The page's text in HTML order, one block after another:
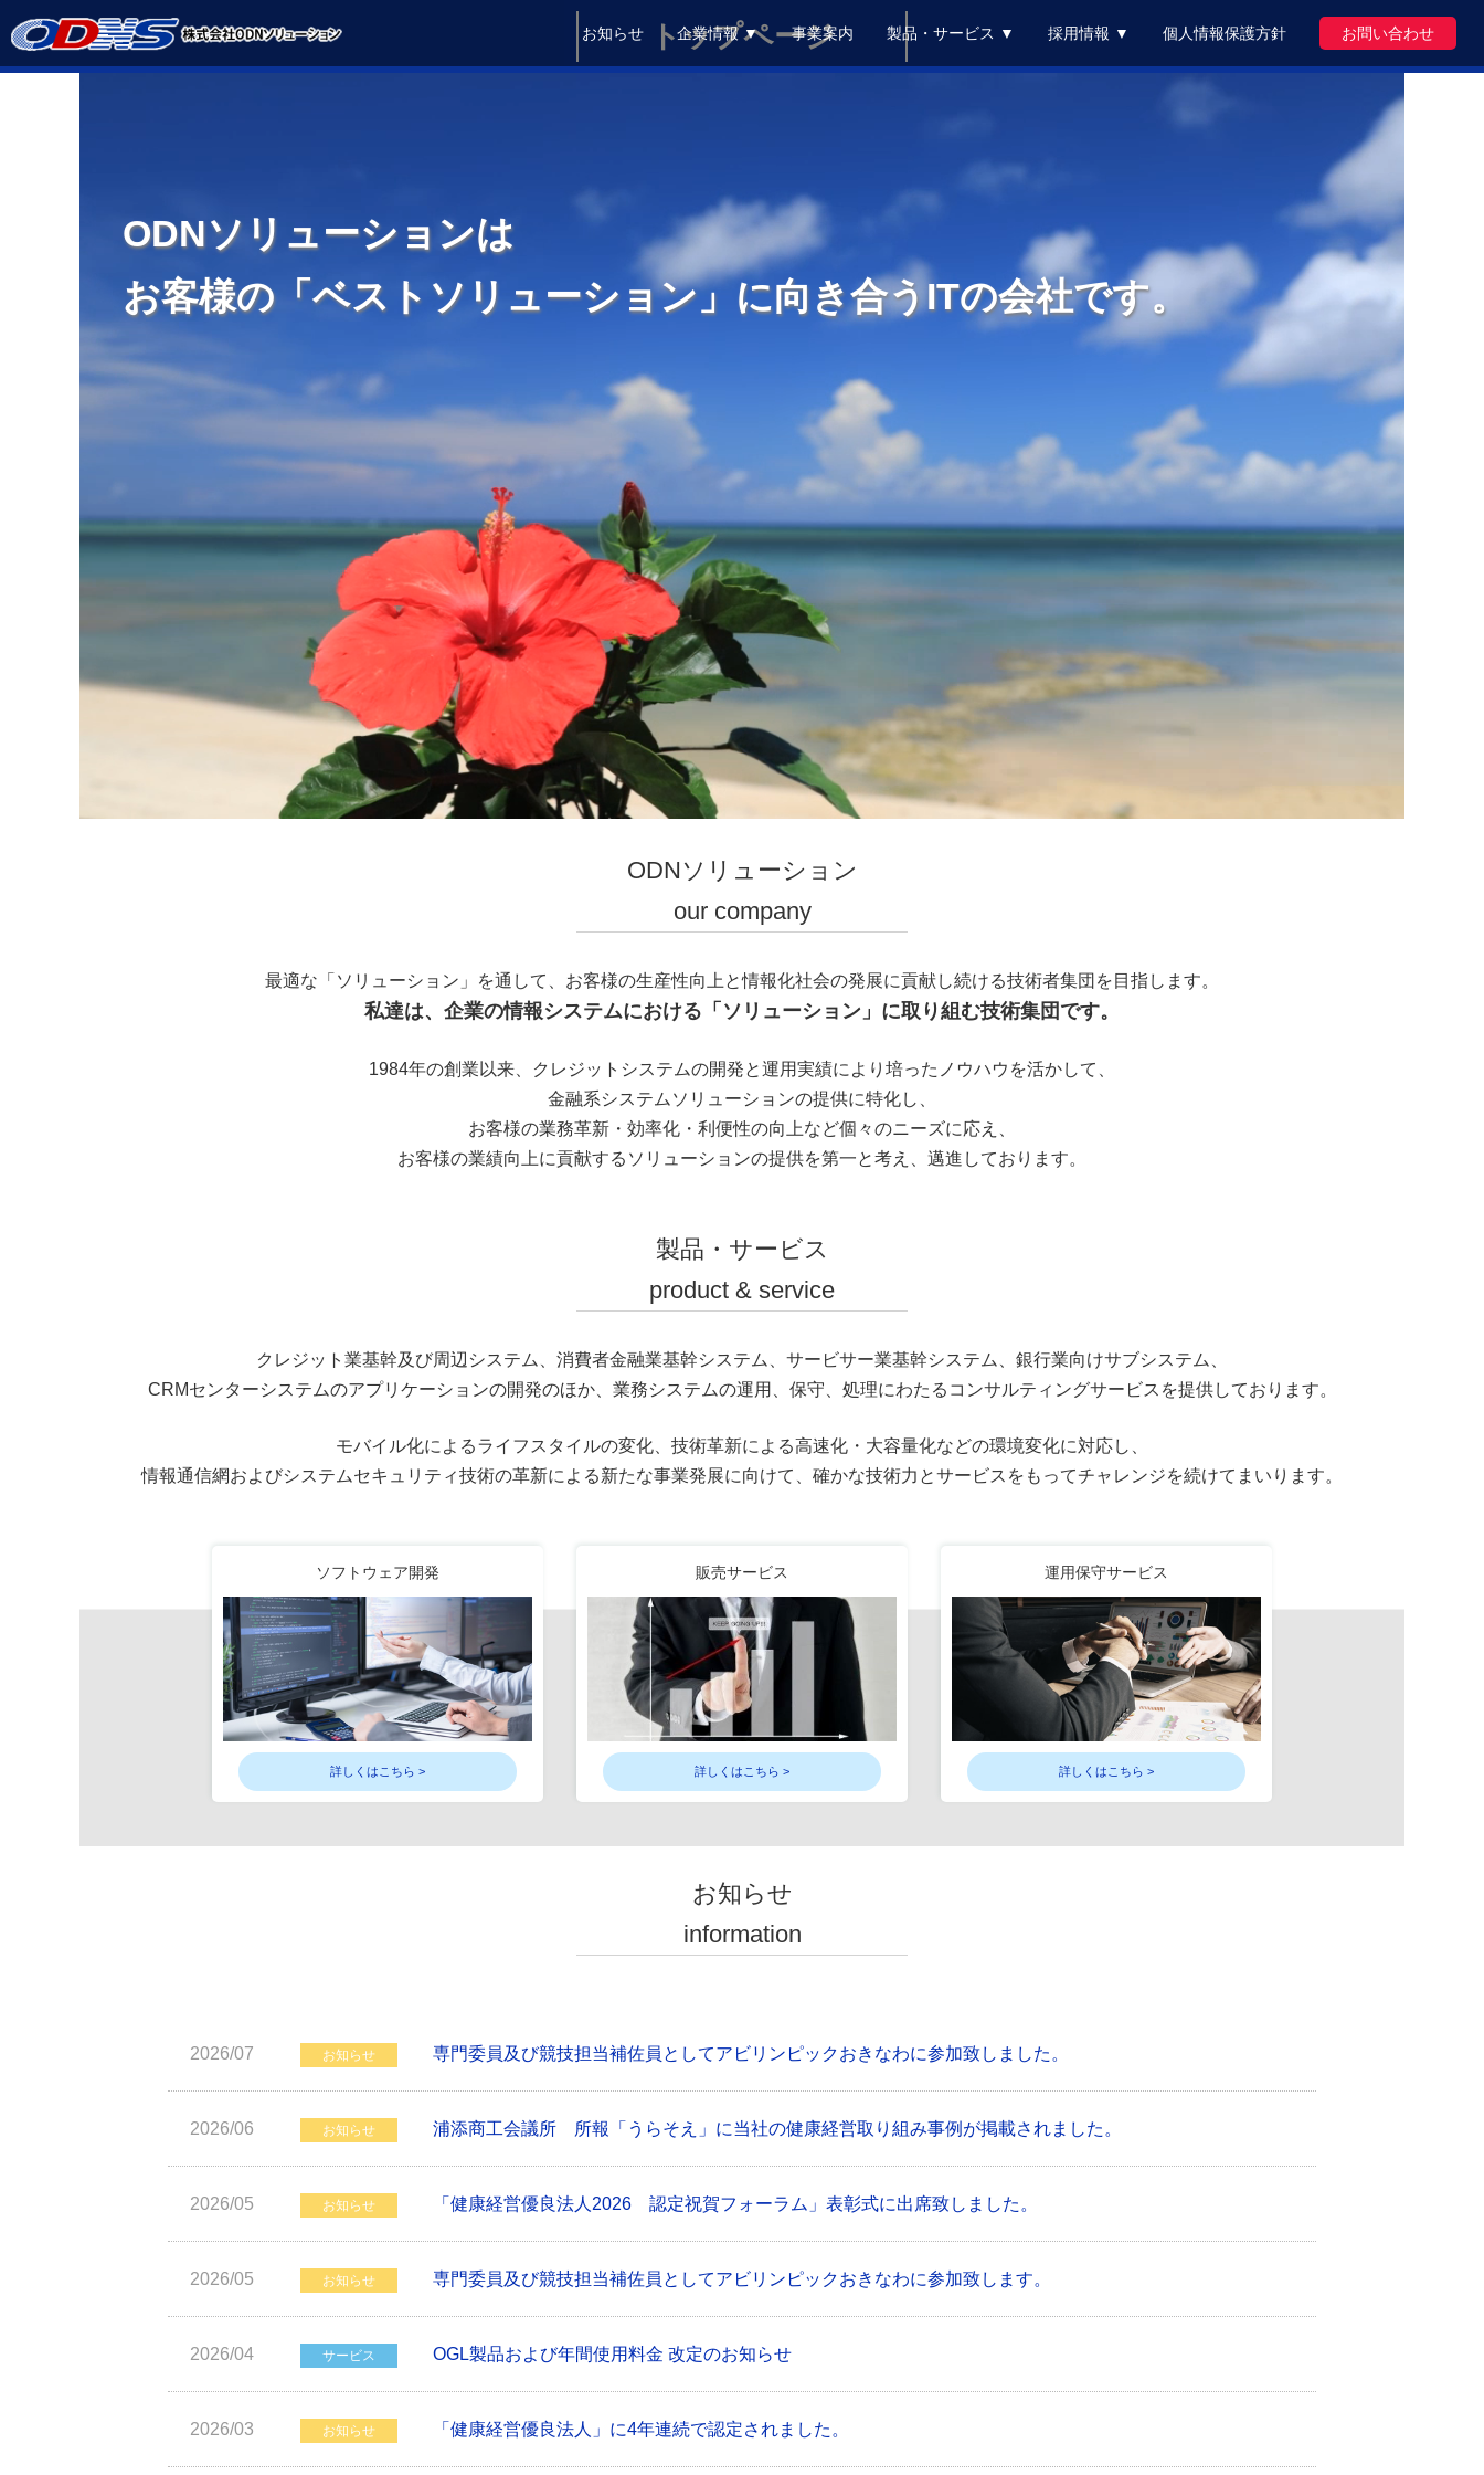
お知らせ 企業情報 ▼ 事業案内 製品・サービス ▼ 採用情報 ▼ 個人情報保護方針 お問い合わせ
トップページ
ODNソリューションは
お客様の「ベストソリューション」に向き合うITの会社です。
ODNソリューション
our company
最適な「ソリューション」を通して、お客様の生産性向上と情報化社会の発展に貢献し続ける技術者集団を目指します。
私達は、企業の情報システムにおける「ソリューション」に取り組む技術集団です。
1984年の創業以来、クレジットシステムの開発と運用実績により培ったノウハウを活かして、
金融系システムソリューションの提供に特化し、
お客様の業務革新・効率化・利便性の向上など個々のニーズに応え、
お客様の業績向上に貢献するソリューションの提供を第一と考え、邁進しております。
製品・サービス
product & service
クレジット業基幹及び周辺システム、消費者金融業基幹システム、サービサー業基幹システム、銀行業向けサブシステム、
CRMセンターシステムのアプリケーションの開発のほか、業務システムの運用、保守、処理にわたるコンサルティングサービスを提供しております。
モバイル化によるライフスタイルの変化、技術革新による高速化・大容量化などの環境変化に対応し、
情報通信網およびシステムセキュリティ技術の革新による新たな事業発展に向けて、確かな技術力とサービスをもってチャレンジを続けてまいります。
ソフトウェア開発
詳しくはこちら >
販売サービス
詳しくはこちら >
運用保守サービス
詳しくはこちら >
お知らせ
information
2026/07 お知らせ 専門委員及び競技担当補佐員としてアビリンピックおきなわに参加致しました。
2026/06 お知らせ 浦添商工会議所 所報「うらそえ」に当社の健康経営取り組み事例が掲載されました。
2026/05 お知らせ 「健康経営優良法人2026 認定祝賀フォーラム」表彰式に出席致しました。
2026/05 お知らせ 専門委員及び競技担当補佐員としてアビリンピックおきなわに参加致します。
2026/04 サービス OGL製品および年間使用料金 改定のお知らせ
2026/03 お知らせ 「健康経営優良法人」に4年連続で認定されました。